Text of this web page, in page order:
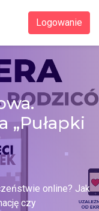
Logowanie
„Pułapki
online? Jak
czy